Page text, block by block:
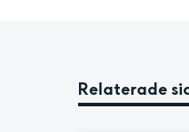
Relaterade